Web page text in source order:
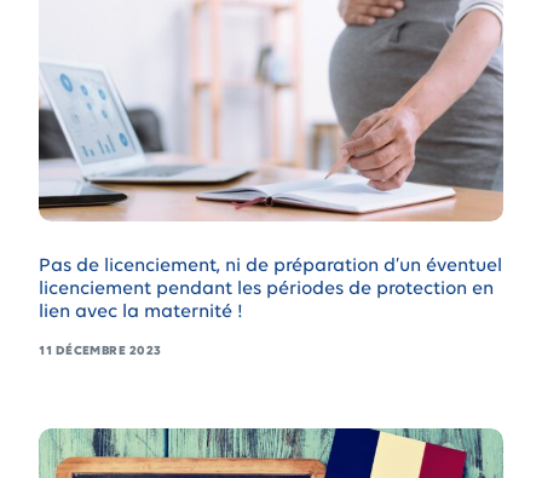
Pas de licenciement, ni de préparation d’un éventuel
licenciement pendant les périodes de protection en
lien avec la maternité !
11 DÉCEMBRE 2023